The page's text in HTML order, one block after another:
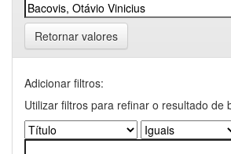
Retornar valores
Adicionar filtros:
Utilizar filtros para refinar o resultado de